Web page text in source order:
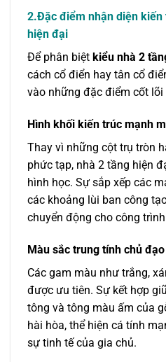
2.Đặc điểm nhận diện
hiện đại
Để phân biệt kiểu nhà 2
cách cổ điển hay tân cổ
vào những đặc điểm cốt lõi
Hình khối kiến trúc mạnh
Thay vì những cột trụ tròn
phức tạp, nhà 2 tầng hiện
hình học. Sự sắp xếp các
các khoảng lùi ban công
chuyển động cho công
Màu sắc trung tính chủ đạo
Các gam màu như trắng,
được ưu tiên. Sự kết hợp
tông và tông màu ấm của
hài hòa, thể hiện cá tính
sự tinh tế của gia chủ.